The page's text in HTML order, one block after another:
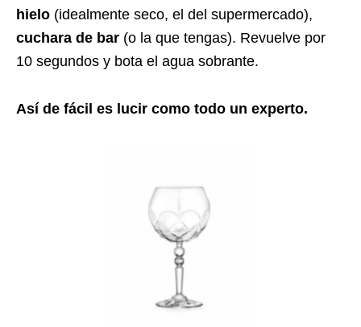
hielo (idealmente seco, el del supermercado),
cuchara de bar (o la que tengas). Revuelve por
10 segundos y bota el agua sobrante.
Así de fácil es lucir como todo un experto.